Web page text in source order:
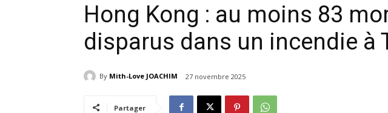
Hong Kong : au moins 83
disparus dans un incendie à
By Mith-Love JOACHIM 27 novembre 2025
Partager